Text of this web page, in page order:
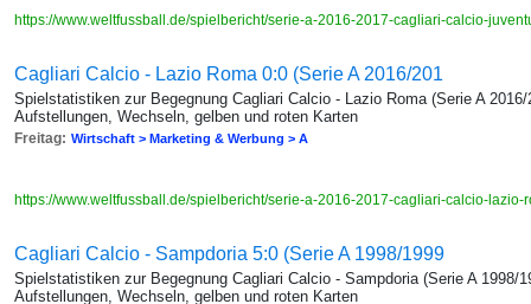
https://www.weltfussball.de/spielbericht/serie-a-2016-2017-cagliari-calcio-
Cagliari Calcio - Lazio Roma 0:0 (Serie A 2016/201
Spielstatistiken zur Begegnung Cagliari Calcio - Lazio Roma (Serie A
Aufstellungen, Wechseln, gelben und roten Karten
Freitag: Wirtschaft > Marketing & Werbung > A
https://www.weltfussball.de/spielbericht/serie-a-2016-2017-cagliari-calcio-lazio-
Cagliari Calcio - Sampdoria 5:0 (Serie A 1998/1999
Spielstatistiken zur Begegnung Cagliari Calcio - Sampdoria (Serie A 1998/
Aufstellungen, Wechseln, gelben und roten Karten